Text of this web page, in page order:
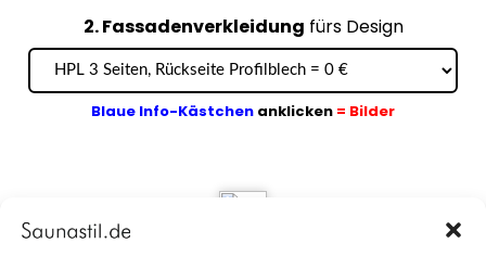
2. Fassadenverkleidung fürs Design
Blaue Info-Kästchen anklicken = Bilder